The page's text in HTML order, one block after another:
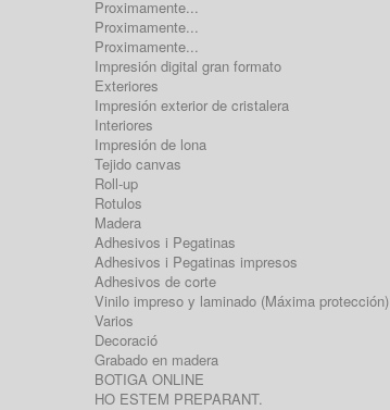
Proximamente...
Proximamente...
Proximamente...
Impresión digital gran formato
Exteriores
Impresión exterior de cristalera
Interiores
Impresión de lona
Tejido canvas
Roll-up
Rotulos
Madera
Adhesivos i Pegatinas
Adhesivos i Pegatinas impresos
Adhesivos de corte
Vinilo impreso y laminado (Máxima protección)
Varios
Decoració
Grabado en madera
BOTIGA ONLINE
HO ESTEM PREPARANT.